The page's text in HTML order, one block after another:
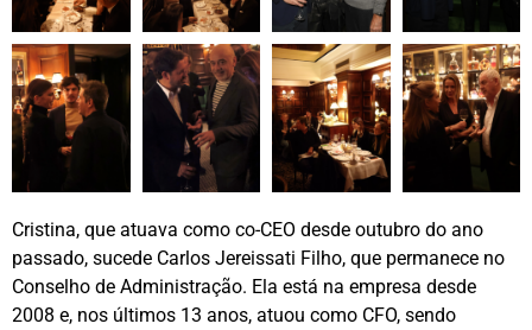
Cristina, que atuava como co-CEO desde outubro do ano
passado, sucede Carlos Jereissati Filho, que permanece no
Conselho de Administração. Ela está na empresa desde
2008 e, nos últimos 13 anos, atuou como CFO, sendo